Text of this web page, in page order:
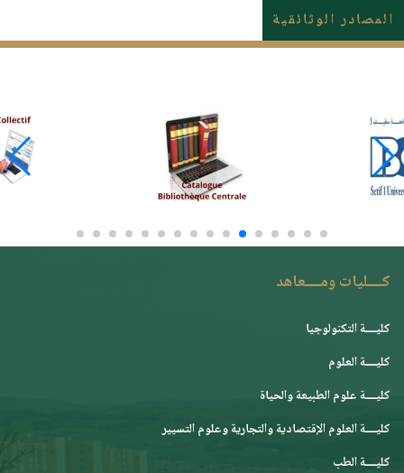
المصادر الوثائقية
كــــليات ومــــعاهد
كليــــة التكنولوجيا
كليــــة العلوم
كليــــة علوم الطبيعة والحياة
كليــــة العلوم الإقتصادية والتجارية وعلوم التسيير
كليــــة الطب